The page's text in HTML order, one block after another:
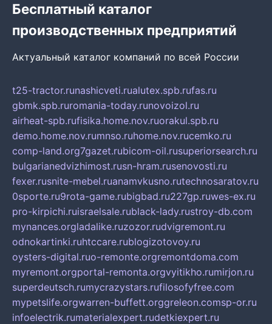
Бесплатный каталог
производственных предприятий
Актуальный каталог компаний по всей России
t25-tractor.runashicveti.rualutex.spb.rufas.ru
gbmk.spb.ruromania-today.runovoizol.ru
airheat-spb.rufisika.home.nov.ruorakul.spb.ru
demo.home.nov.rumnso.ruhome.nov.rucemko.ru
comp-land.org7gazet.rubicom-oil.rusuperiorsearch.ru
bulgarianedvizhimost.rusn-hram.rusenovosti.ru
fexer.rusnite-mebel.ruanamvkusno.rutechnosaratov.ru
0sporte.ru9rota-game.rubigbad.ru227gp.ruwes-ex.ru
pro-kirpichi.ruisraelsale.rublack-lady.rustroy-db.com
mynances.orgladalike.ruzozor.rudvigremont.ru
odnokartinki.ruhtccare.rublogizotovoy.ru
oysters-digital.ruo-remonte.orgremontdoma.com
myremont.orgportal-remonta.orgvyitikho.rumirjon.ru
superdeutsch.rumycrazystars.rufilosofyfree.com
mypetslife.orgwarren-buffett.orggreleon.comsp-or.ru
infoelectrik.rumaterialexpert.rudetkiexpert.ru